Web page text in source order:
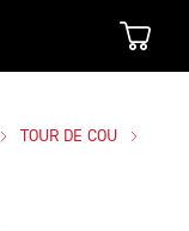
TOUR DE COU